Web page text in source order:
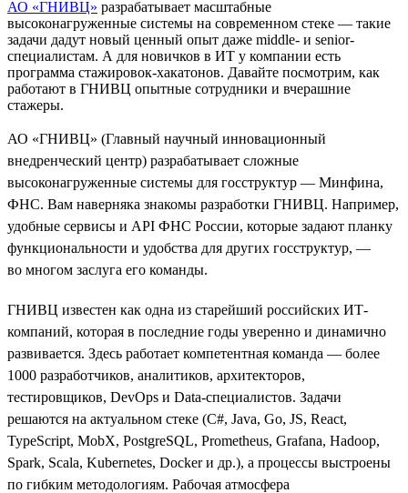
АО «ГНИВЦ» разрабатывает масштабные
высоконагруженные системы на современном стеке — такие
задачи дадут новый ценный опыт даже middle- и senior-
специалистам. А для новичков в ИТ у компании есть
программа стажировок-хакатонов. Давайте посмотрим, как
работают в ГНИВЦ опытные сотрудники и вчерашние
стажеры.
АО «ГНИВЦ» (Главный научный инновационный
внедренческий центр) разрабатывает сложные
высоконагруженные системы для госструктур — Минфина,
ФНС. Вам наверняка знакомы разработки ГНИВЦ. Например,
удобные сервисы и API ФНС России, которые задают планку
функциональности и удобства для других госструктур, —
во многом заслуга его команды.
ГНИВЦ известен как одна из старейший российских ИТ-
компаний, которая в последние годы уверенно и динамично
развивается. Здесь работает компетентная команда — более
1000 разработчиков, аналитиков, архитекторов,
тестировщиков, DevOps и Data-специалистов. Задачи
решаются на актуальном стеке (С#, Java, Go, JS, React,
TypeScript, MobX, PostgreSQL, Prometheus, Grafana, Hadoop,
Spark, Scala, Kubernetes, Doсker и др.), а процессы выстроены
по гибким методологиям. Рабочая атмосфера